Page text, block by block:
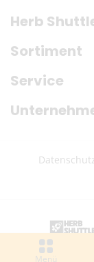
Menü
Herb
Sortiment
Service